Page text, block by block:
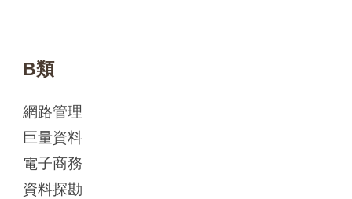
B類
網路管理
巨量資料
電子商務
資料探勘